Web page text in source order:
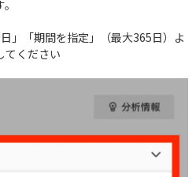
」「期間を指定」（最大365日）よ
てください